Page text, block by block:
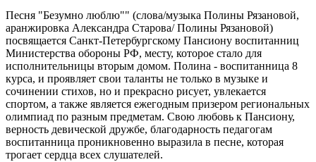
Песня "Безумно люблю"" (слова/музыка Полины Рязановой,
аранжировка Александра Старова/ Полины Рязановой)
посвящается Санкт-Петербургскому Пансиону воспитанниц
Министерства обороны РФ, месту, которое стало для
исполнительницы вторым домом. Полина - воспитанница 8
курса, и проявляет свои таланты не только в музыке и
сочинении стихов, но и прекрасно рисует, увлекается
спортом, а также является ежегодным призером региональных
олимпиад по разным предметам. Свою любовь к Пансиону,
верность девической дружбе, благодарность педагогам
воспитанница проникновенно выразила в песне, которая
трогает сердца всех слушателей.